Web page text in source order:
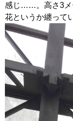
感じ……。高さ3メ
花というか纏って